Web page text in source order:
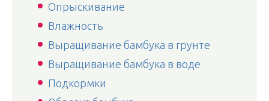
Опрыскивание
Влажность
Выращивание бамбука в грунте
Выращивание бамбука в воде
Подкормки